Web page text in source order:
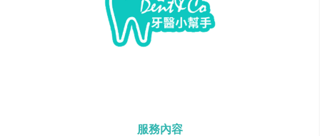
服務內容